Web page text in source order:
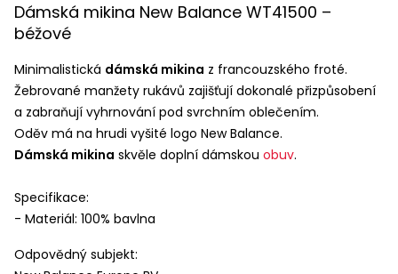
Dámská mikina New Balance WT41500 –
béžové
Minimalistická dámská mikina z francouzského froté.
Žebrované manžety rukávů zajišťují dokonalé přizpůsobení
a zabraňují vyhrnování pod svrchním oblečením.
Oděv má na hrudi vyšité logo New Balance.
Dámská mikina skvěle doplní dámskou obuv.
Specifikace:
- Materiál: 100% bavlna
Odpovědný subjekt: